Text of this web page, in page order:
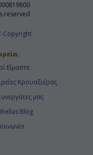
reserved
Copyright
Είμαστε
Κρουαζιέρας
μας
Blog